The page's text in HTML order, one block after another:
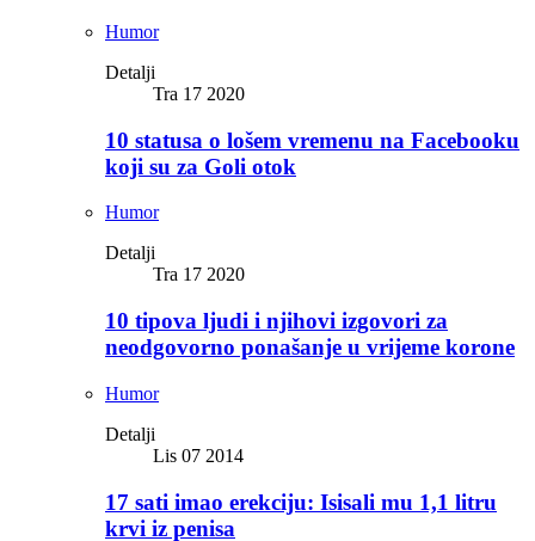
Humor
Detalji
Tra 17 2020
10 statusa o lošem vremenu na Facebooku
koji su za Goli otok
Humor
Detalji
Tra 17 2020
10 tipova ljudi i njihovi izgovori za
neodgovorno ponašanje u vrijeme korone
Humor
Detalji
Lis 07 2014
17 sati imao erekciju: Isisali mu 1,1 litru
krvi iz penisa